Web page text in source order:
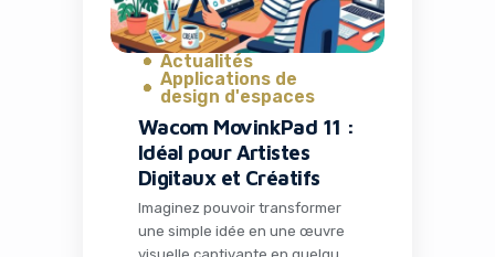
Actualités
Applications de
design d'espaces
Wacom MovinkPad 11 :
Idéal pour Artistes
Digitaux et Créatifs
Imaginez pouvoir transformer
une simple idée en une œuvre
visuelle captivante en quelques